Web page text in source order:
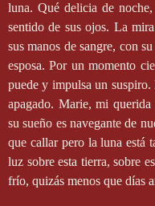
luna. Qué delicia de
sentido de sus ojos. La
sus manos de sangre, con
esposa. Por un momento
puede y impulsa un suspiro.
apagado. Marie, mi
su sueño es navegante de
que callar pero la luna está
luz sobre esta tierra, sobre
frío, quizás menos que días